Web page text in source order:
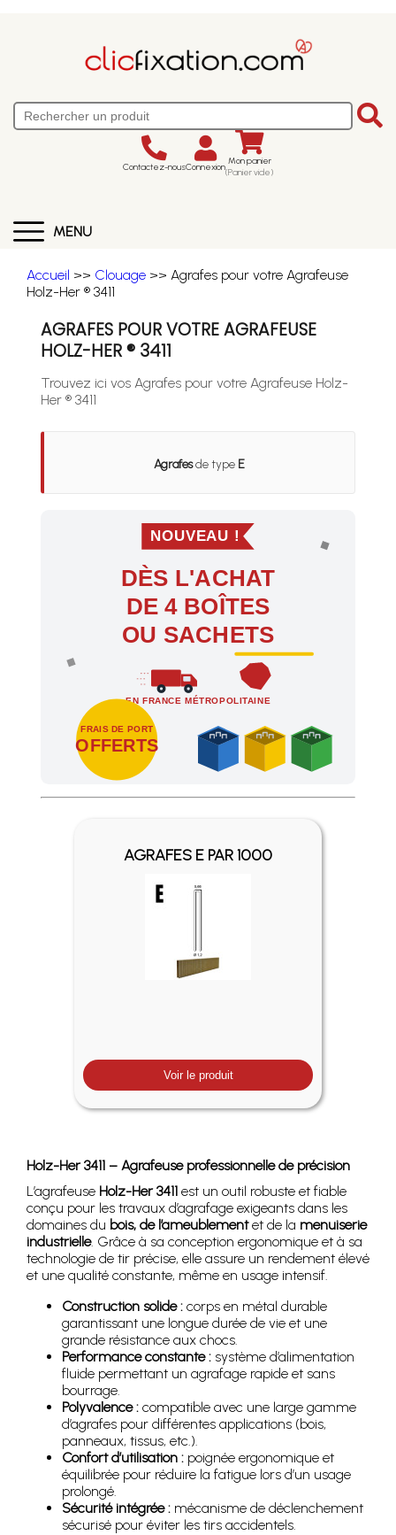
Contactez-nousConnexion Mon panier
(Panier vide)
MENU
Accueil >> Clouage >> Agrafes pour votre Agrafeuse
Holz-Her ® 3411
AGRAFES POUR VOTRE AGRAFEUSE
HOLZ-HER ® 3411
Trouvez ici vos Agrafes pour votre Agrafeuse Holz-
Her ® 3411
Agrafesde type E
NOUVEAU !
DÈS L'ACHAT
DE 4 BOÎTES
OU SACHETS
EN FRANCE MÉTROPOLITAINE
FRAIS DE PORT
OFFERTS
Profitez des Frais de port offerts en France
AGRAFES E PAR 1000
Voir le produit
Holz-Her 3411 – Agrafeuse professionnelle de précision
L’agrafeuse Holz-Her 3411 est un outil robuste et fiable
conçu pour les travaux d’agrafage exigeants dans les
domaines du bois, de l’ameublementet de la menuiserie
industrielle. Grâce à sa conception ergonomique et à sa
technologie de tir précise, elle assure un rendement élevé
et une qualité constante, même en usage intensif.
Construction solide : corps en métal durable
garantissant une longue durée de vie et une
grande résistance aux chocs.
Performance constante : système d’alimentation
fluide permettant un agrafage rapide et sans
bourrage.
Polyvalence : compatible avec une large gamme
d’agrafes pour différentes applications (bois,
panneaux, tissus, etc.).
Confort d’utilisation : poignée ergonomique et
équilibrée pour réduire la fatigue lors d’un usage
prolongé.
Sécurité intégrée : mécanisme de déclenchement
sécurisé pour éviter les tirs accidentels.